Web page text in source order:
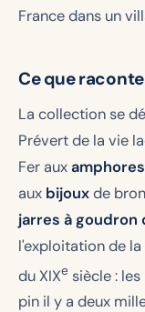
France dans un
Ce que
La collection se
Prévert de la vie
Fer auxamphores
aux bijouxde
jarres à goudron
l'exploitation de
du XIXe siècle :
pin il y a deux